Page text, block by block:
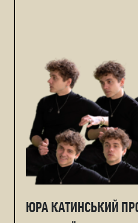
ЮРА КАТИНСЬКИЙ